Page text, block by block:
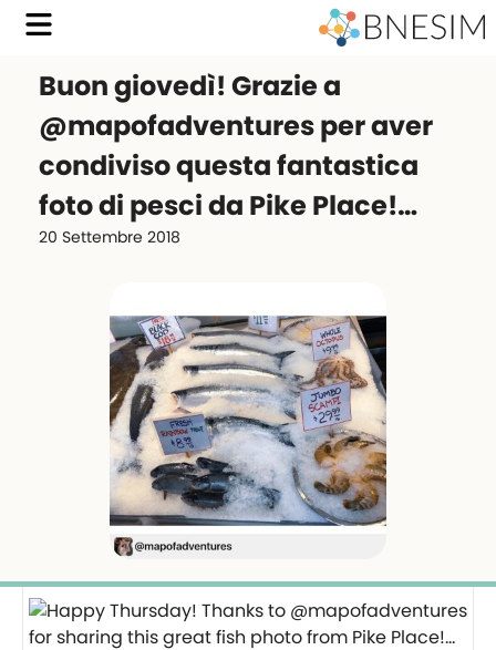
Buon giovedì! Grazie a
@mapofadventures per aver
condiviso questa fantastica
foto di pesci da Pike Place!…
20 Settembre 2018